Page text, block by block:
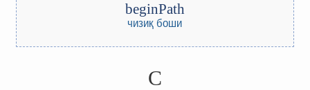
beginPath
чизиқ боши
C